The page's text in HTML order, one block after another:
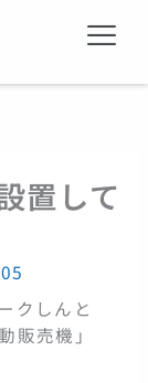
メ
ニ
ー
置して
クしんと
販売機」